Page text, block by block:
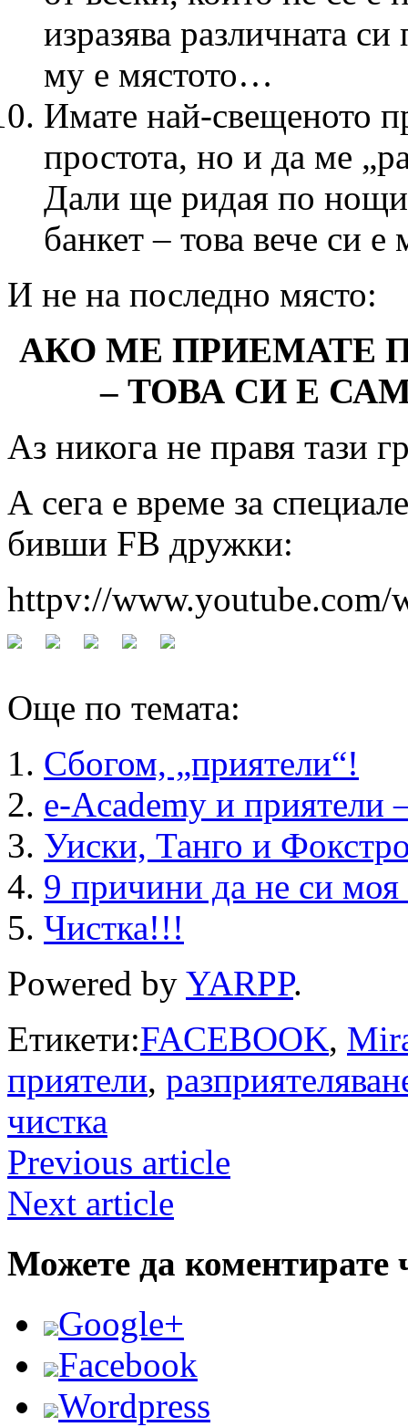
изразява различната
му е мястото…
Имате най-свещеното
простота, но и да ме
Дали ще ридая по
банкет – това вече си е
И не на последно място:
АКО МЕ ПРИЕМАТЕ
– ТОВА СИ Е
Аз никога не правя
А сега е време за
бивши FB дружки:
httpv://www.youtube.com/
Още по темата:
Сбогом, „приятели“!
e-Academy и приятели
Уиски, Танго и
9 причини да не си
Чистка!!!
Powered by YARPP.
Етикети:FACEBOOK,
приятели,
чистка
Previous article
Next article
Можете да коментирате
Google+
Facebook
Wordpress